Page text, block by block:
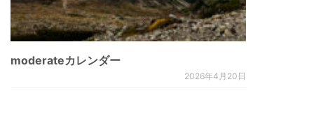
moderateカレンダー
2026年4月20日